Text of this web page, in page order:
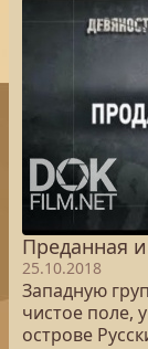
Преданная
25.10.2018
Западную
чистое поле,
острове